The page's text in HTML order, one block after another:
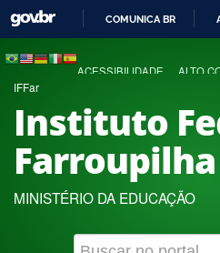
COMUNICA BR
ACESSIBILIDADE ALTO
IFFar
Instituto
Farroupilha
MINISTÉRIO DA EDUCAÇÃO